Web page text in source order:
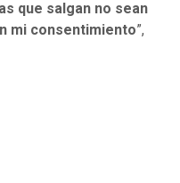
que salgan no sean
mi consentimiento”,